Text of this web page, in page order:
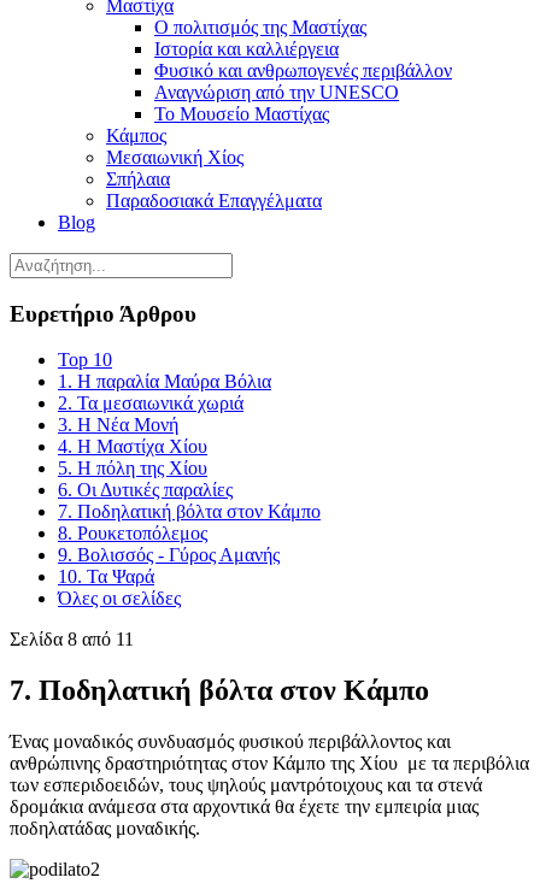
Μαστίχα
Ο πολιτισμός της Μαστίχας
Ιστορία και καλλιέργεια
Φυσικό και ανθρωπογενές περιβάλλον
Αναγνώριση από την UNESCO
Το Μουσείο Μαστίχας
Κάμπος
Μεσαιωνική Χίος
Σπήλαια
Παραδοσιακά Επαγγέλματα
Blog
Ευρετήριο Άρθρου
Top 10
1. Η παραλία Μαύρα Βόλια
2. Τα μεσαιωνικά χωριά
3. Η Νέα Μονή
4. Η Μαστίχα Χίου
5. Η πόλη της Χίου
6. Οι Δυτικές παραλίες
7. Ποδηλατική βόλτα στον Κάμπο
8. Ρουκετοπόλεμος
9. Βολισσός - Γύρος Αμανής
10. Τα Ψαρά
Όλες οι σελίδες
Σελίδα 8 από 11
7. Ποδηλατική βόλτα στον Κάμπο
Ένας μοναδικός συνδυασμός φυσικού περιβάλλοντος και
ανθρώπινης δραστηριότητας στον Κάμπο της Χίου με τα περιβόλια
των εσπεριδοειδών, τους ψηλούς μαντρότοιχους και τα στενά
δρομάκια ανάμεσα στα αρχοντικά θα έχετε την εμπειρία μιας
ποδηλατάδας μοναδικής.